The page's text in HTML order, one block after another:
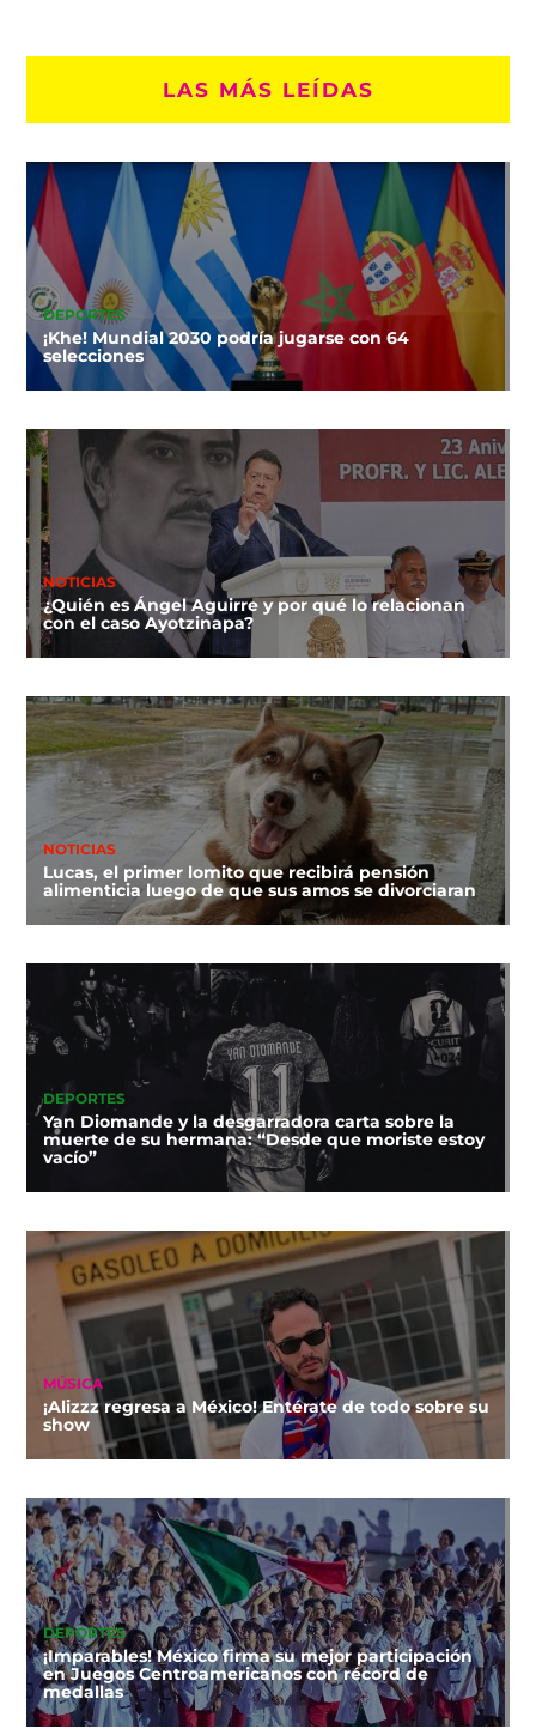
LAS MÁS LEÍDAS
DEPORTES
¡Khe! Mundial 2030 podría jugarse con 64
selecciones
NOTICIAS
¿Quién es Ángel Aguirre y por qué lo relacionan
con el caso Ayotzinapa?
NOTICIAS
Lucas, el primer lomito que recibirá pensión
alimenticia luego de que sus amos se divorciaran
DEPORTES
Yan Diomande y la desgarradora carta sobre la
muerte de su hermana: “Desde que moriste estoy
vacío”
MÚSICA
¡Alizzz regresa a México! Entérate de todo sobre su
show
DEPORTES
¡Imparables! México firma su mejor participación
en Juegos Centroamericanos con récord de
medallas